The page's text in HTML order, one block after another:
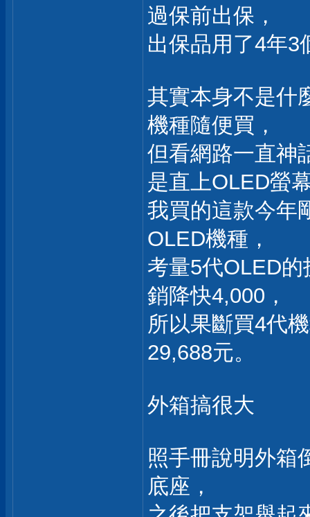
過保前出保，
出保品用了4年3
其實本身不是什
機種隨便買，
但看網路一直神
是直上OLED螢
我買的這款今年
OLED機種，
考量5代OLED
銷降快4,000，
所以果斷買4代
29,688元。
外箱搞很大
照手冊說明外箱
底座，